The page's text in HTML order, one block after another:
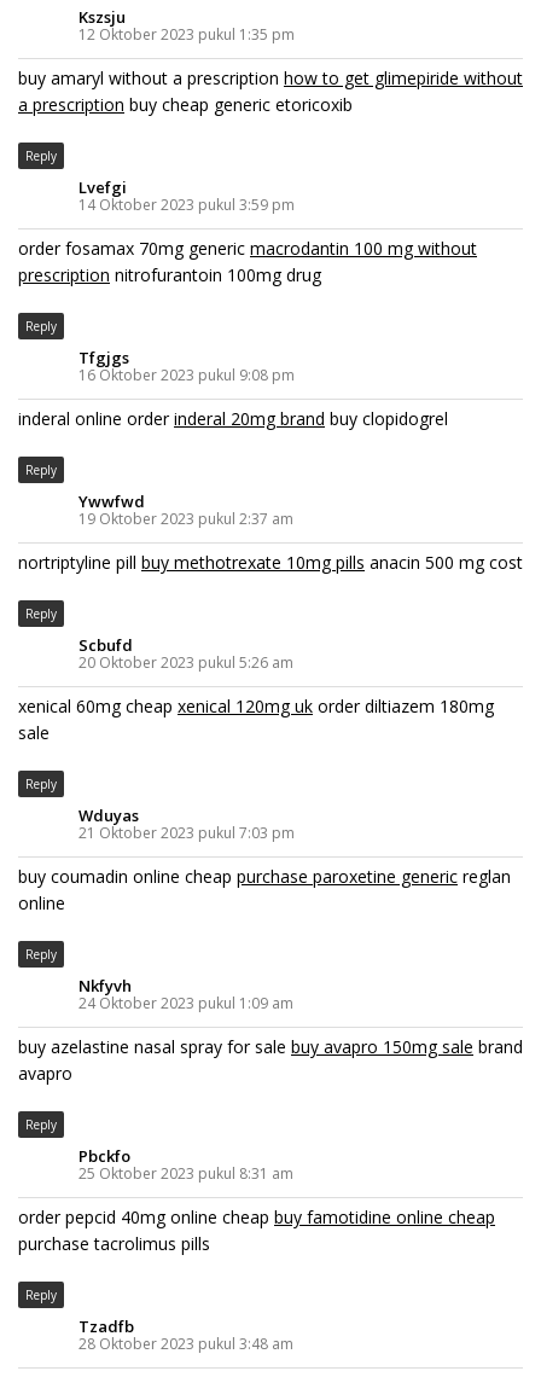
Kszsju
12 Oktober 2023 pukul 1:35 pm
buy amaryl without a prescription how to get glimepiride without
a prescription buy cheap generic etoricoxib
Reply
Lvefgi
14 Oktober 2023 pukul 3:59 pm
order fosamax 70mg generic macrodantin 100 mg without
prescription nitrofurantoin 100mg drug
Reply
Tfgjgs
16 Oktober 2023 pukul 9:08 pm
inderal online orderinderal 20mg brand buy clopidogrel
Reply
Ywwfwd
19 Oktober 2023 pukul 2:37 am
nortriptyline pill buy methotrexate 10mg pills anacin 500 mg cost
Reply
Scbufd
20 Oktober 2023 pukul 5:26 am
xenical 60mg cheap xenical 120mg uk order diltiazem 180mg
sale
Reply
Wduyas
21 Oktober 2023 pukul 7:03 pm
buy coumadin online cheap purchase paroxetine generic reglan
online
Reply
Nkfyvh
24 Oktober 2023 pukul 1:09 am
buy azelastine nasal spray for sale buy avapro 150mg sale brand
avapro
Reply
Pbckfo
25 Oktober 2023 pukul 8:31 am
order pepcid 40mg online cheap buy famotidine online cheap
purchase tacrolimus pills
Reply
Tzadfb
28 Oktober 2023 pukul 3:48 am